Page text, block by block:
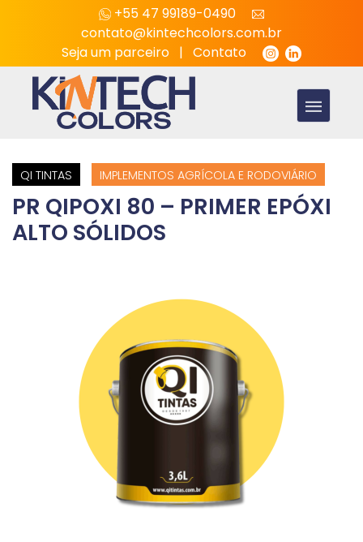
+55 47 99189-0490
contato@kintechcolors.com.br
Seja um parceiro | Contato
QI TINTAS IMPLEMENTOS AGRÍCOLA E RODOVIÁRIO
PR QIPOXI 80 – PRIMER EPÓXI
ALTO SÓLIDOS